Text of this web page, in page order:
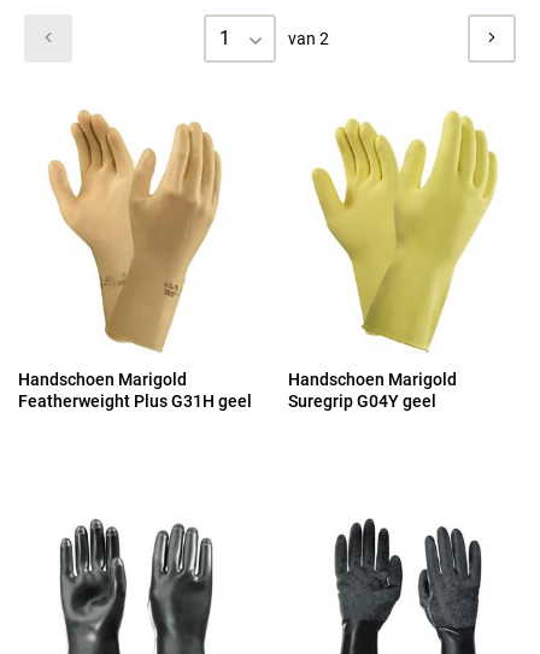
1 van 2
Handschoen Marigold
Featherweight Plus G31H geel
Handschoen Marigold
Suregrip G04Y geel